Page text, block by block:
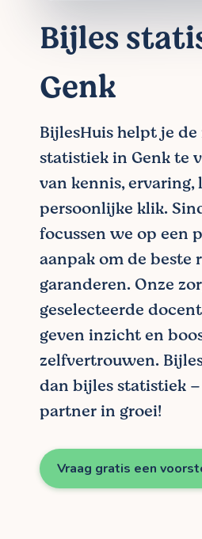
Bijles
Genk
BijlesHuis helpt je
statistiek in Genk te
van kennis, ervaring,
persoonlijke klik.
focussen we op een
aanpak om de beste
garanderen. Onze
geselecteerde
geven inzicht en
zelfvertrouwen.
dan bijles statistiek
partner in groei!
Vraag gratis een